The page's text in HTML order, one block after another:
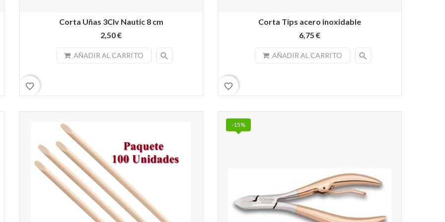
Corta Uñas 3Clv Nautic 8 cm
2,50 €
AÑADIR AL CARRITO search
favorite_border
Corta Tips acero inoxidable
6,75 €
AÑADIR AL CARRITO search
favorite_border
-15%